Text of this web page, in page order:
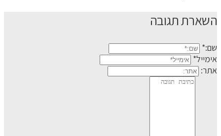
השארת תגובה
שם:*
אימייל*
אתר: